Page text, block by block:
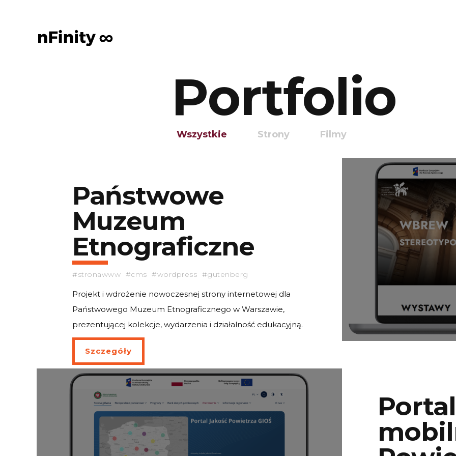
nFinity Kreatywna Agencja
Portfolio
Portfolio
Wszystkie Strony Filmy
Państwowe
Muzeum
Etnograficzne
#stronawww #cms #wordpress #gutenberg
Projekt i wdrożenie nowoczesnej strony internetowej dla
Państwowego Muzeum Etnograficznego w Warszawie,
prezentującej kolekcje, wydarzenia i działalność edukacyjną.
Szczegóły